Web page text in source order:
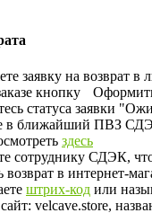
заявку на возврат в
кнопку
статуса заявки
в ближайший ПВЗ
здесь
сотруднику СДЭК,
в интернет-
штрих-код или
velcave.store,